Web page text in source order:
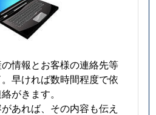
情報とお客様の連絡先等
早ければ数時間程度で依
がきます。
あれば、その内容も伝え